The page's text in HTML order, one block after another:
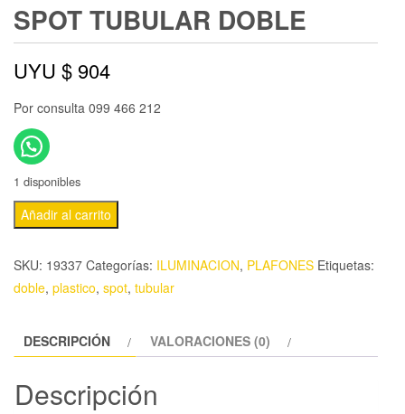
SPOT TUBULAR DOBLE
UYU $ 904
Por consulta 099 466 212
1 disponibles
Añadir al carrito
SKU: 19337 Categorías: ILUMINACION, PLAFONES Etiquetas:
doble, plastico, spot, tubular
DESCRIPCIÓN VALORACIONES (0)
Descripción